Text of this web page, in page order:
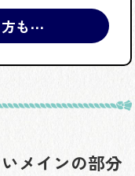
方も⋯
メインの部分